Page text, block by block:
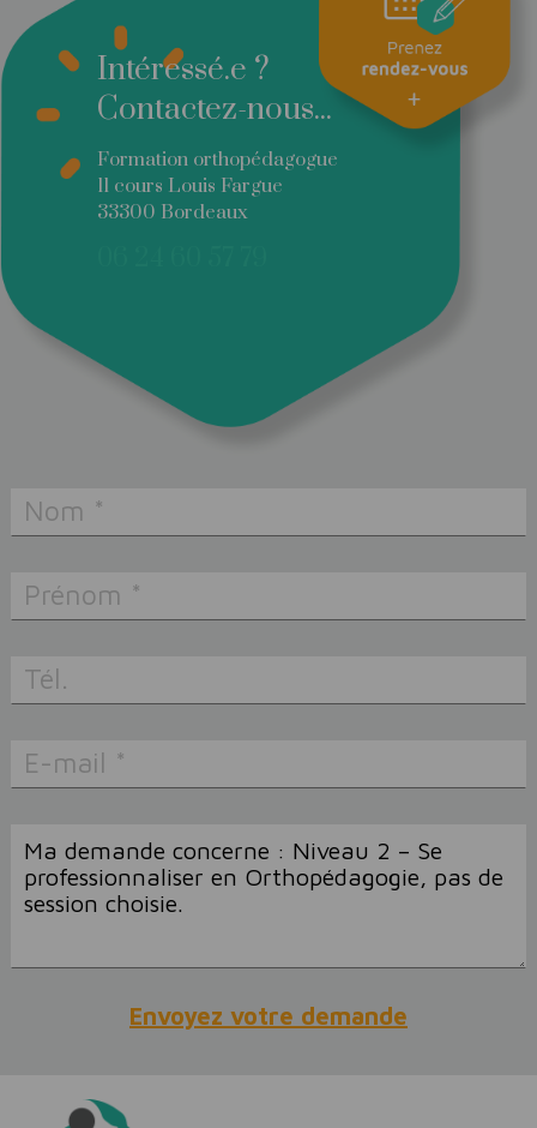
Intéressé.e ?
Contactez-nous...
Formation orthopédagogue
11 cours Louis Fargue
33300 Bordeaux